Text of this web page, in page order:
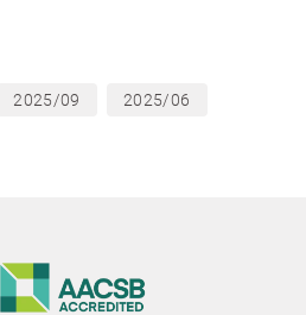
2025/09 2025/06